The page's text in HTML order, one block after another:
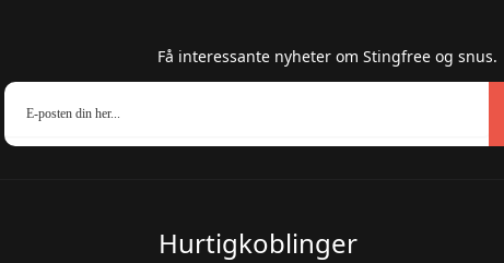
Få interessante nyheter om Stingfree og snus.
Hurtigkoblinger